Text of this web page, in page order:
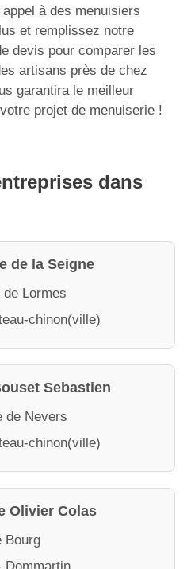
à des menuisiers
et remplissez notre
devis pour comparer les
artisans près de chez
garantira le meilleur
projet de menuiserie !
dans
de la Seigne
de Lormes
chinon(ville)
Sebastien
de Nevers
chinon(ville)
Olivier Colas
Bourg